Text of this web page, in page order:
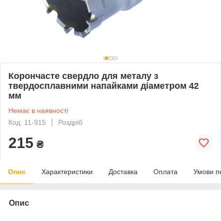
Корончасте свердло для металу з
твердосплавними напайками діаметром 42
мм
Немає в наявності
Код: 11-915
Роздріб
215 ₴
Опис Характеристики Доставка Оплата Умови
Опис